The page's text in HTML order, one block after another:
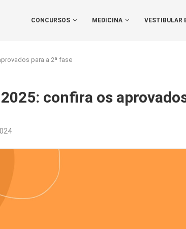
CONCURSOS MEDICINA VESTIBULAR
para a 2ª fase
confira os